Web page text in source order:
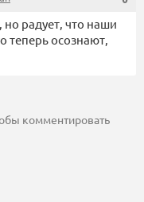
радует, что наши
теперь осознают,
комментировать